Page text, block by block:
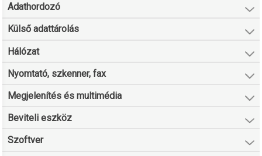
Adathordozó
Külső adattárolás
Hálózat
Nyomtató, szkenner, fax
Megjelenítés és multimédia
Beviteli eszköz
Szoftver